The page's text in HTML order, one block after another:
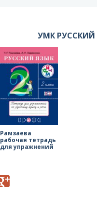
УМК РУССКИЙ
Рамзаева
рабочая тетрадь
для упражнений